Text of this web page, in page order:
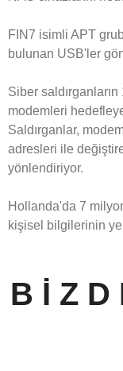
FIN7 isimli APT
bulunan USB'ler
Siber
modemleri
Saldırganlar,
adresleri ile
yönlendiriyor.
Hollanda'da 7
kişisel bilgilerinin
B İ Z